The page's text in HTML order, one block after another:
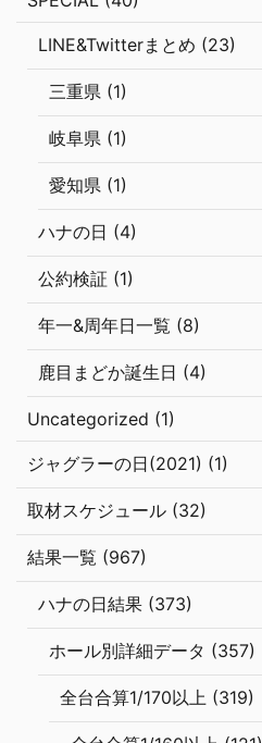
LINE&Twitterまとめ (23)
三重県 (1)
岐阜県 (1)
愛知県 (1)
ハナの日 (4)
公約検証 (1)
年一&周年日一覧 (8)
鹿目まどか誕生日 (4)
Uncategorized (1)
ジャグラーの日(2021) (1)
取材スケジュール (32)
結果一覧 (967)
ハナの日結果 (373)
ホール別詳細データ (357)
全台合算1/170以上 (319)